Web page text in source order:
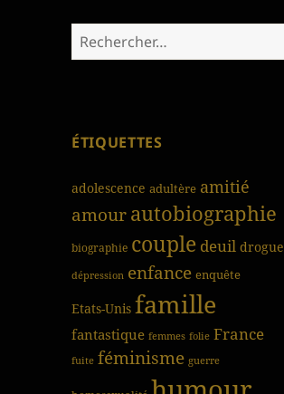
Rechercher :
ÉTIQUETTES
adolescence adultère amitié
amourautobiographie
biographie couple deuil drogue
dépression enfance enquête
Etats-Unis famille
fantastique femmes folie France
fuite féminisme guerre